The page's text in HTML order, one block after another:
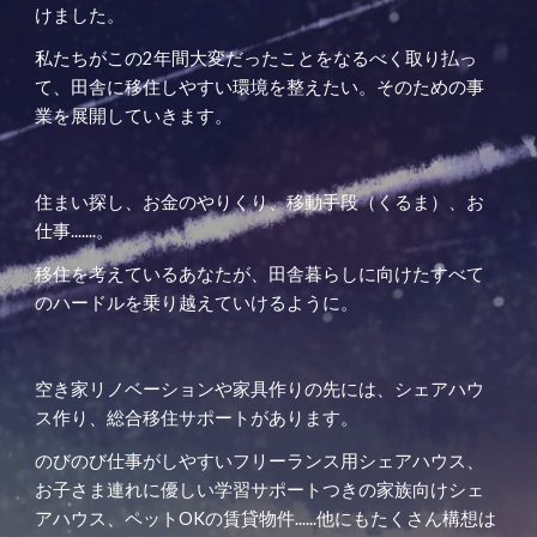
けました。
私たちがこの2年間大変だったことをなるべく取り払っ
て、田舎に移住しやすい環境を整えたい。そのための事
業を展開していきます。
住まい探し、お金のやりくり、移動手段（くるま）、お
仕事.......。
移住を考えているあなたが、田舎暮らしに向けたすべて
のハードルを乗り越えていけるように。
空き家リノベーションや家具作りの先には、シェアハウ
ス作り、総合移住サポートがあります。
のびのび仕事がしやすいフリーランス用シェアハウス、
お子さま連れに優しい学習サポートつきの家族向けシェ
アハウス、ペットOKの賃貸物件......他にもたくさん構想は